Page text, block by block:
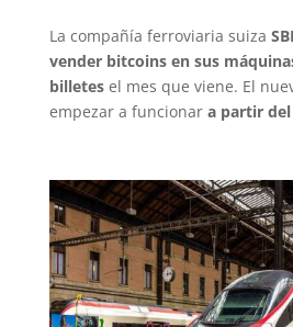
La compañía ferroviaria suiza
vender bitcoins en sus
billetesel mes que viene. El
empezar a funcionar a partir